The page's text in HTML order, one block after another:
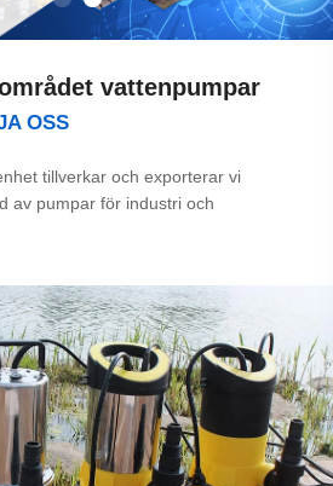
vattenpumpar
OSS
tillverkar och exporterar vi
av pumpar för industri och